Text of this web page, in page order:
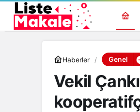
Haberler Genel
Vekil